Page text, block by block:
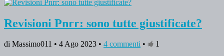
Revisioni Pnrr: sono tutte giustificate?
di Massimo011 • 4 Ago 2023 • 4 commenti •
1